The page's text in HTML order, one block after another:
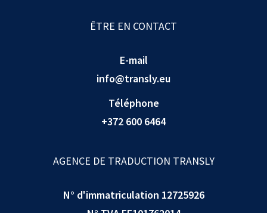
ÊTRE EN CONTACT
E-mail
info@transly.eu
Téléphone
+372 600 6464
AGENCE DE TRADUCTION TRANSLY
N° d'immatriculation 12725926